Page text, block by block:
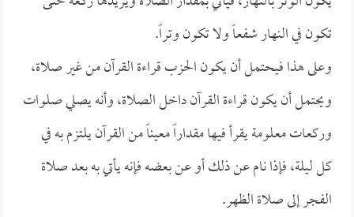
تكون في النهار شفعاً ولا تكون وتراً.
وعلى هذا فيحتمل أن يكون الحزب قراءة القرآن من غير صلاة،
ويحتمل أن يكون قراءة القرآن داخل الصلاة، وأنه يصلي صلوات
وركعات معلومة يقرأ فيها مقداراً معيناً من القرآن يلتزم به في
كل ليلة، فإذا نام عن ذلك أو عن بعضه فإنه يأتي به بعد صلاة
الفجر إلى صلاة الظهر.